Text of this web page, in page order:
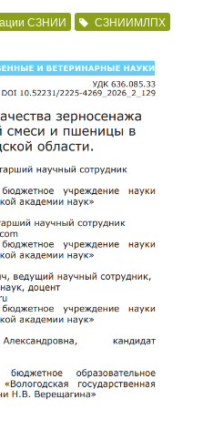
СЗНИИ СЗНИИМЛПХ